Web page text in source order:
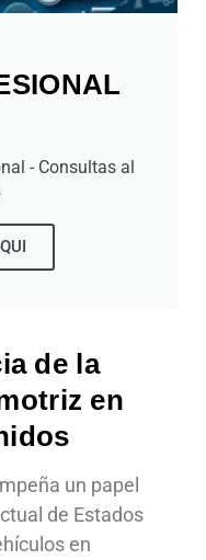
- Consultas al
de la
en
un papel
de Estados
en